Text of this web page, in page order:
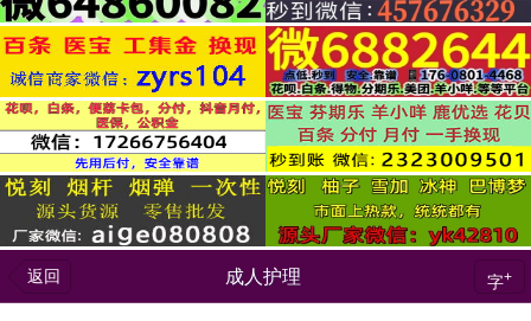
返回 成人护理 字+